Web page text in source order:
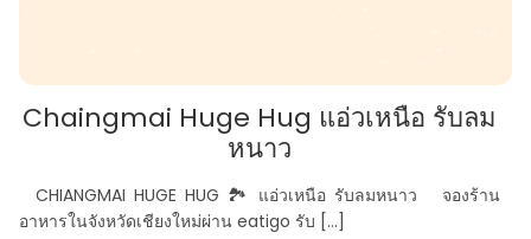
Chaingmai Huge Hug แอ่วเหนือ รับลม
หนาว
CHIANGMAI HUGE HUG 🏞 แอ่วเหนือ รับลมหนาว จองร้าน
อาหารในจังหวัดเชียงใหม่ผ่าน eatigo รับ […]